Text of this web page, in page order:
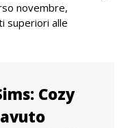
novembre,
superiori alle
Cozy